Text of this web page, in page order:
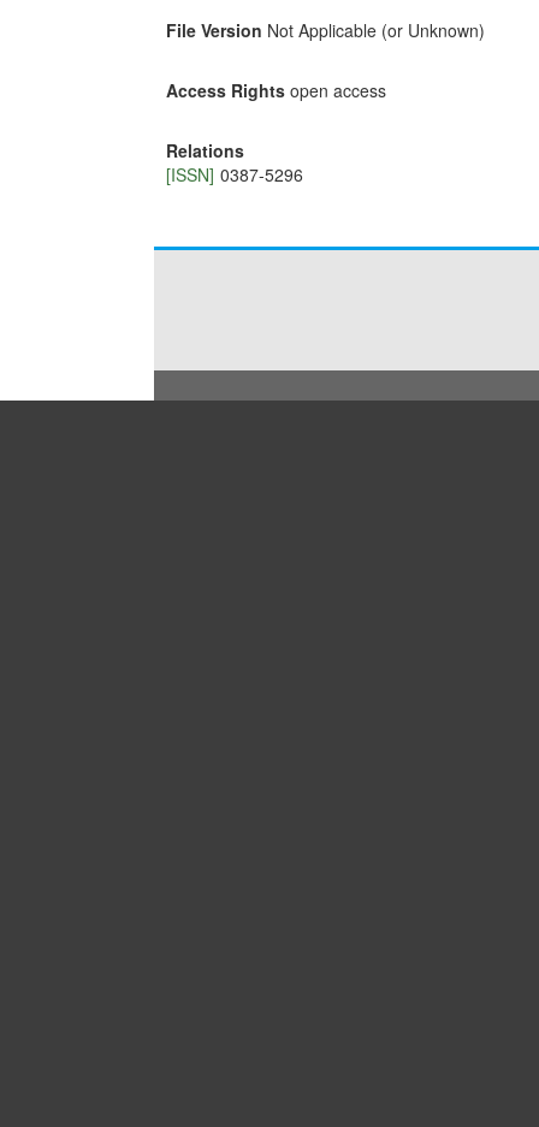
File Version Not Applicable (or Unknown)
Access Rights open access
Relations
[ISSN] 0387-5296